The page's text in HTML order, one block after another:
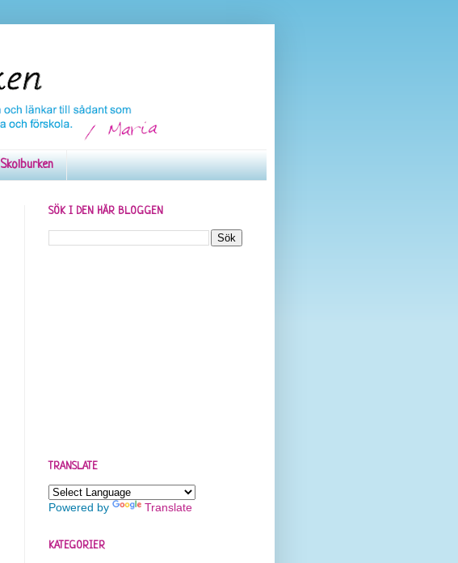
Skolburken
SÖK I DEN HÄR BLOGGEN
TRANSLATE
Powered by Translate
KATEGORIER